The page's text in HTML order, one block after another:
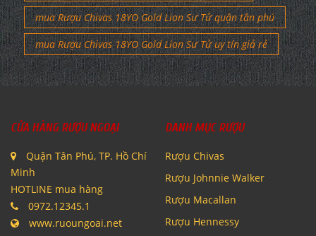
mua Rượu Chivas 18YO Gold Lion Sư Tử quận tân phú
mua Rượu Chivas 18YO Gold Lion Sư Tử uy tín giả rẻ
CỬA HÀNG RƯỢU NGOẠI
Quận Tân Phú, TP. Hồ Chí
Minh
HOTLINE mua hàng
0972.12345.1
www.ruoungoai.net
DANH MỤC RƯỢU
Rượu Chivas
Rượu Johnnie Walker
Rượu Macallan
Rượu Hennessy